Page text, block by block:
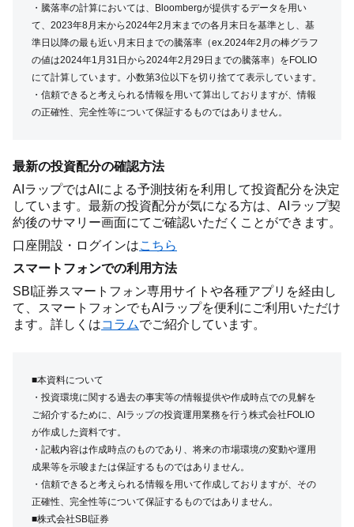
・騰落率の計算においては、Bloombergが提供するデータを用い
て、2023年8月末から2024年2月末までの各月末日を基準とし、基
準日以降の最も近い月末日までの騰落率（ex.2024年2月の棒グラフ
の値は2024年1月31日から2024年2月29日までの騰落率）をFOLIO
にて計算しています。小数第3位以下を切り捨てて表示しています。
・信頼できると考えられる情報を用いて算出しておりますが、情報
の正確性、完全性等について保証するものではありません。
最新の投資配分の確認方法
AIラップではAIによる予測技術を利用して投資配分を決定
しています。最新の投資配分が気になる方は、AIラップ契
約後のサマリー画面にてご確認いただくことができます。
口座開設・ログインはこちら
スマートフォンでの利用方法
SBI証券スマートフォン専用サイトや各種アプリを経由し
て、スマートフォンでもAIラップを便利にご利用いただけ
ます。詳しくはコラムでご紹介しています。
■本資料について
・投資環境に関する過去の事実等の情報提供や作成時点での見解を
ご紹介するために、AIラップの投資運用業務を行う株式会社FOLIO
が作成した資料です。
・記載内容は作成時点のものであり、将来の市場環境の変動や運用
成果等を示唆または保証するものではありません。
・信頼できると考えられる情報を用いて作成しておりますが、その
正確性、完全性等について保証するものではありません。
■株式会社SBI証券